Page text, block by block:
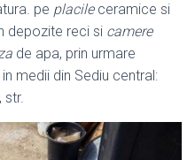
pe placileceramice si
depozite reci si camere
de apa, prin urmare
medii din Sediu central:
str.